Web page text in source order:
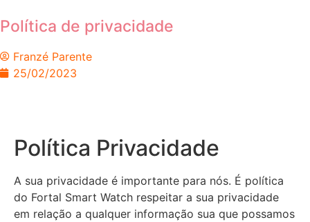
Política de privacidade
Franzé Parente
25/02/2023
Política Privacidade
A sua privacidade é importante para nós. É política
do Fortal Smart Watch respeitar a sua privacidade
em relação a qualquer informação sua que possamos